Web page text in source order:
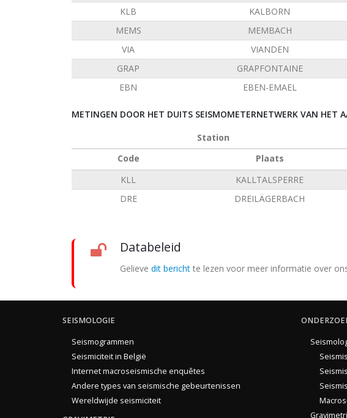
KLB
KALBORN
MEMS
MEMBACH
VIA
VIANDEN
GRAP
GRAPFONTAINE
EBN
EBEN-EMAEL
METINGEN DOOR HET DUITS SEISMOMETERNETWERK VAN HET
Station
Code
Plaats
KLL
KALLTALSPERRE
DRE
DREILÄGERBACH
Databeleid
Gelieve dit bericht te lezen voor meer informatie over
SEISMOLOGIE
Seismogrammen
Seismiciteit in België
Internet macroseismische enquêtes
Andere types van seismische gebeurtenissen
Wereldwijde seismiciteit